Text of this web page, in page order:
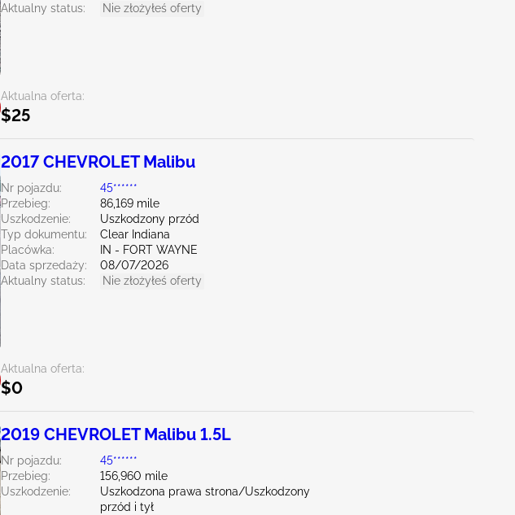
Aktualny status:
Nie złożyłeś oferty
Aktualna oferta:
$25
2017 CHEVROLET Malibu
Nr pojazdu:
45******
Przebieg:
86,169 mile
Uszkodzenie:
Uszkodzony przód
Typ dokumentu:
Clear Indiana
Placówka:
IN - FORT WAYNE
Data sprzedaży:
08/07/2026
Aktualny status:
Nie złożyłeś oferty
Aktualna oferta:
$0
2019 CHEVROLET Malibu 1.5L
Nr pojazdu:
45******
Przebieg:
156,960 mile
Uszkodzenie:
Uszkodzona prawa strona/Uszkodzony
przód i tył